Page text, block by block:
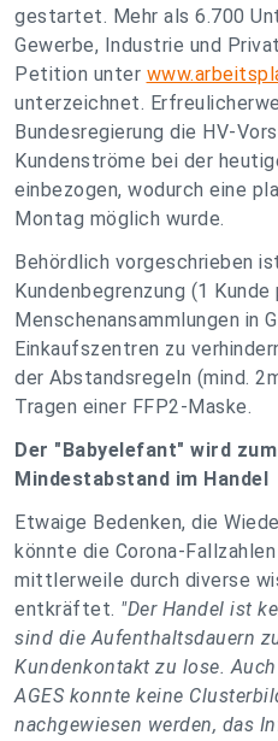
gestartet. Mehr als 6.700
Gewerbe, Industrie und
Petition unter
unterzeichnet.
Bundesregierung die HV-
Kundenströme bei der
einbezogen, wodurch eine
Montag möglich wurde.
Behördlich vorgeschrieben
Kundenbegrenzung (1
Menschenansammlungen in
Einkaufszentren zu
der Abstandsregeln (mind.
Tragen einer FFP2-Maske.
Der "Babyelefant" wird
Mindestabstand im Handel
Etwaige Bedenken, die
könnte die Corona-
mittlerweile durch diverse
entkräftet. "Der Handel ist
sind die Aufenthaltsdauern
Kundenkontakt zu lose.
AGES konnte keine
nachgewiesen werden, das